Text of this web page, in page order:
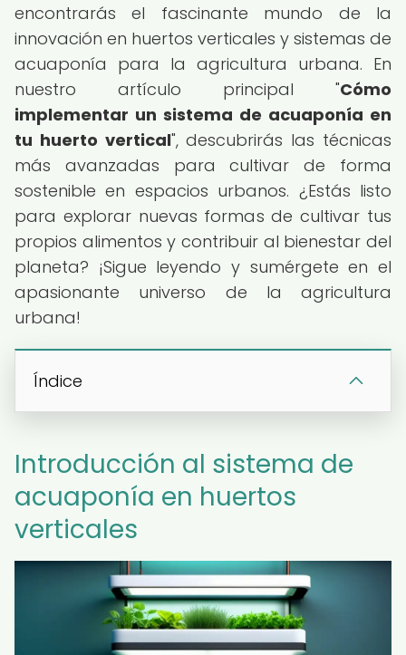
encontrarás el fascinante mundo de la
innovación en huertos verticales y sistemas de
acuaponía para la agricultura urbana. En
nuestro artículo principal "Cómo
implementar un sistema de acuaponía en
tu huerto vertical", descubrirás las técnicas
más avanzadas para cultivar de forma
sostenible en espacios urbanos. ¿Estás listo
para explorar nuevas formas de cultivar tus
propios alimentos y contribuir al bienestar del
planeta? ¡Sigue leyendo y sumérgete en el
apasionante universo de la agricultura
urbana!
Índice
Introducción al sistema de
acuaponía en huertos
verticales